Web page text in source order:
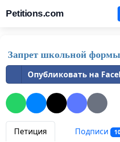
Petitions.com
Запрет школьной формы
Опубликовать на
Петиция Подписи